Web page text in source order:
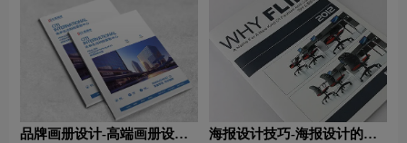
品牌画册设计-高端画册设计
海报设计技巧-海报设计的构